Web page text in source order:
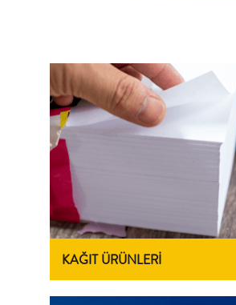
KAĞIT ÜRÜNLERİ